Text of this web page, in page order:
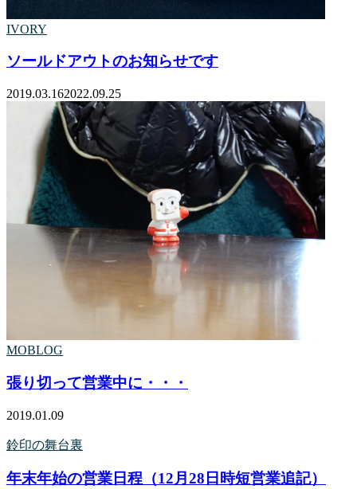
IVORY
ソールドアウトのお知らせです
2019.03.162022.09.25
MOBLOG
張り切って営業中に・・・
2019.01.09
鈴印の舞台裏
年末年始の営業日程（12月28日時短営業追記）